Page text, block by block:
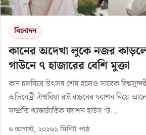
বিনোদন
কানের অদেখা লুকে নজর
গাউনে ৭ হাজারের বেশি মুক্তা
কান চলচ্চিত্র উৎসব শেষ হলেও সাবেক
অভিনেত্রী ঐশ্বরিয়া রাই বচ্চনের ফ্যাশন নিয়ে
সম্প্রতি আন্তর্জাতিক ফ্যাশন হাউস ‘ট...
৬ আগস্ট, ২০২৬১ মিনিট পাঠ